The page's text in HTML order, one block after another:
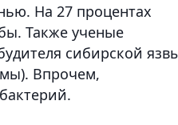
На 27 процентах
Также ученые
сибирской
Впрочем,